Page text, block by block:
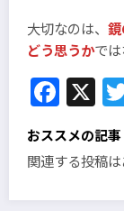
大切なのは、
どう思うかでは
X
おススメの記事
関連する投稿は